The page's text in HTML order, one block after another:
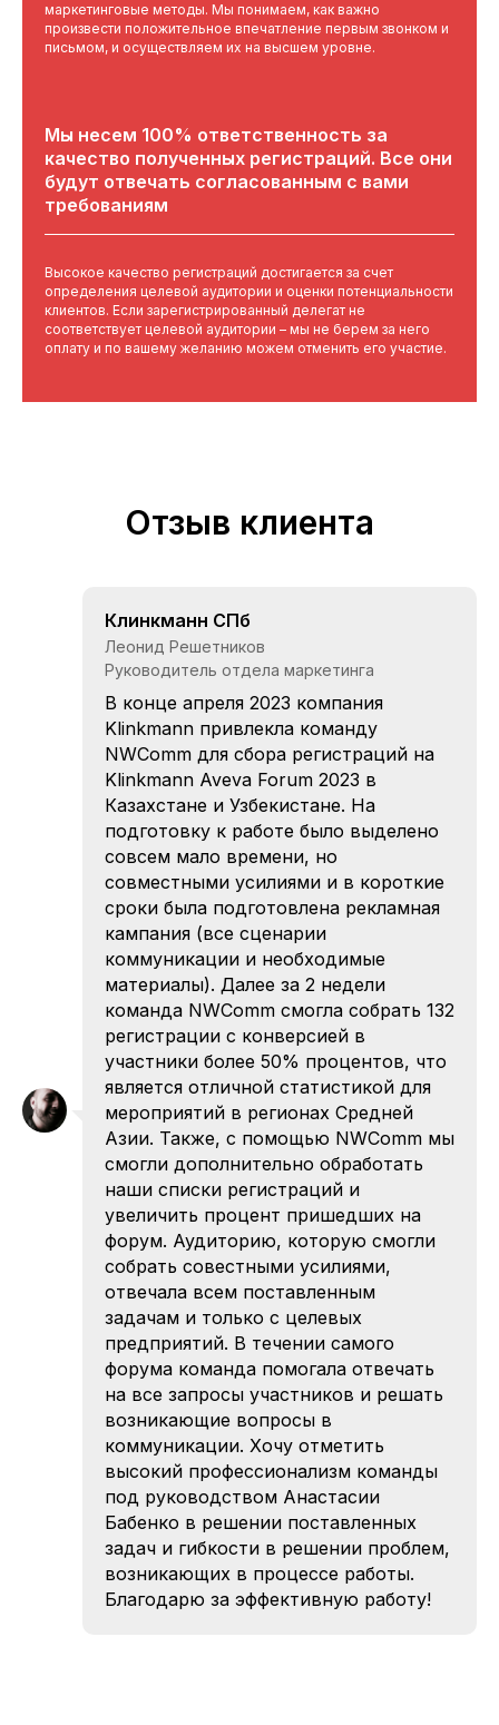
маркетинговые методы. Мы понимаем, как важно
произвести положительное впечатление первым звонком и
письмом, и осуществляем их на высшем уровне.
Мы несем 100% ответственность за
качество полученных регистраций. Все они
будут отвечать согласованным с вами
требованиям
Высокое качество регистраций достигается за счет
определения целевой аудитории и оценки потенциальности
клиентов. Если зарегистрированный делегат не
соответствует целевой аудитории – мы не берем за него
оплату и по вашему желанию можем отменить его участие.
Отзыв клиента
Клинкманн СПб
Леонид Решетников
Руководитель отдела маркетинга
В конце апреля 2023 компания
Klinkmann привлекла команду
NWComm для сбора регистраций на
Klinkmann Aveva Forum 2023 в
Казахстане и Узбекистане. На
подготовку к работе было выделено
совсем мало времени, но
совместными усилиями и в короткие
сроки была подготовлена рекламная
кампания (все сценарии
коммуникации и необходимые
материалы). Далее за 2 недели
команда NWComm смогла собрать 132
регистрации с конверсией в
участники более 50% процентов, что
является отличной статистикой для
мероприятий в регионах Средней
Азии. Также, с помощью NWComm мы
смогли дополнительно обработать
наши списки регистраций и
увеличить процент пришедших на
форум. Аудиторию, которую смогли
собрать совестными усилиями,
отвечала всем поставленным
задачам и только с целевых
предприятий. В течении самого
форума команда помогала отвечать
на все запросы участников и решать
возникающие вопросы в
коммуникации. Хочу отметить
высокий профессионализм команды
под руководством Анастасии
Бабенко в решении поставленных
задач и гибкости в решении проблем,
возникающих в процессе работы.
Благодарю за эффективную работу!
ОБРАТНАЯ СВЯЗЬ
Напишите нам, и мы с радостью
обсудим вашу задачу